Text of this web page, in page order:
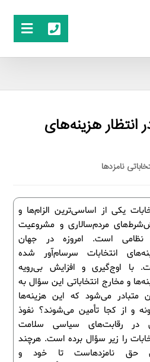
انتظار هزینه‌های
نامزدها
یکی از اساسی‌ترین الزام‌ها و
مردم‌سالاری و مشروعیت
نظامی است. امروزه در جهان
انتخابات سرسام‌آور شده
با اوج‌گیری و افزایش بی‌رویه
و مخارج انتخاباتی این سؤال به
متبادر می‌شود که این هزینه‌ها
و از کجا تأمین می‌شوند؟ نفوذ
در رقابت‌های سیاسی سلامت
را زیر سؤال برده است. هرچند
حق نامزدهاست تا خود و